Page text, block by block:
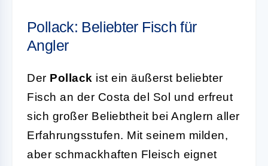
Pollack: Beliebter Fisch für
Angler
Der Pollack ist ein äußerst beliebter
Fisch an der Costa del Sol und erfreut
sich großer Beliebtheit bei Anglern aller
Erfahrungsstufen. Mit seinem milden,
aber schmackhaften Fleisch eignet